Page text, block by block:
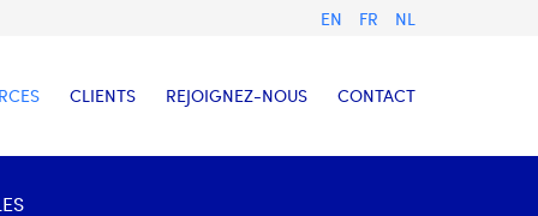
EN FR NL
CLIENTS REJOIGNEZ-NOUS CONTACT